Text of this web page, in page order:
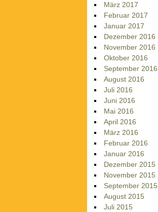
März 2017
Februar 2017
Januar 2017
Dezember 2016
November 2016
Oktober 2016
September 2016
August 2016
Juli 2016
Juni 2016
Mai 2016
April 2016
März 2016
Februar 2016
Januar 2016
Dezember 2015
November 2015
September 2015
August 2015
Juli 2015